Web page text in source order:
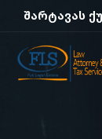
შარტავას